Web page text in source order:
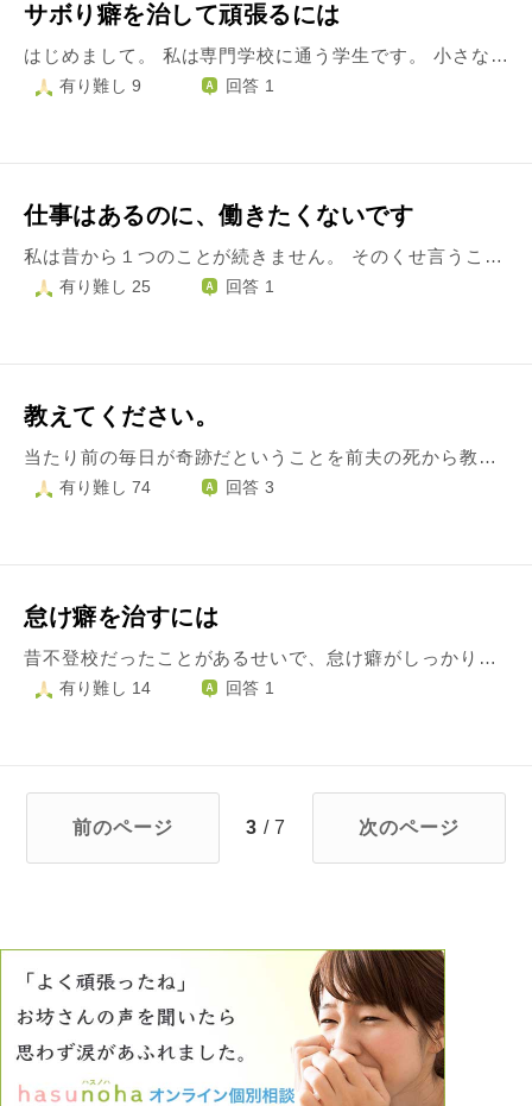
サボり癖を治して頑張るには
はじめまして。 私は専門学校に通う学生です。 小さな悩みではありますが、誰かに相談をして聞いていただきたいと思っていたところこちらのサイトを拝見いたしました。 私は今現在専門学校の2年生で、ありがたいことに内定もいただき今は内定先でアルバイトをしています。 しかし、私の悪い癖で"ああ、嫌だな"と思ってしまうと休んでしまうのです。 もちろんズル休みなので、ダメだということはわかっていますし、次は休まないと心に決めても自分への甘さが出てしまいます。 専門学校も皆勤賞を目指していましたが、この間1日だけ休んでしまいました。皆勤賞で卒業すると目標にしていただけに、また自分への甘さが出てしまい情けなくなりました。 きっと感情で動いてしまっているからこのような結果になってしまってると思います。しかし、上手く気持ちをコントロールできずどうしたらいいかわかりません、、、。 どうしたらもっと頑張れるようになるのでしょうか。 1度、喝をいれていただけたらと思います。 長々と拙い文章で失礼いたしました。 ご回答いただけたら幸いです。 宜しくお願い致します。
有り難し 9 回答 1
仕事はあるのに、働きたくないです
私は昔から１つのことが続きません。 そのくせ言うこと考えることは一丁前です。 口が達者で嘘が上手く、子供の頃は周りに注目してほしい一心で、学校でも家でも虚言を吐いていました。 大人になってからは段々と落ち着きましたが、未だに『口だけ』は変わりません。 でも、変えたいとかすかに思う一方で、そのエネルギーがありません。 いつも不安で疲れています。 離婚を機に、一番の夢だった漫画家の端くれとして連載を持てたのに、2年で休載しました。 家族には『仕事をしている』と言っています。 でも本当は、娘の養育費と母子手当を食いつぶし、貯金はありません。 友人がLINEスタンプや、イラストの仕事を紹介してくれますが、それすら納期が遅れまくり、なかなか消化できません。 何もしたくなさすぎて、嘘をつきながら生きる私はなんと役立たずか、恥ずかしすぎる、痛くない方法があるならそれで死にたいと思いますが、勇気はありません。 普段うっとおしいと感じる娘に、一応、悪いな、可愛そうだな、と思います。 母は、昔からうちが貧乏なのにいつも一生懸命で、常に努力の人です。 とてもすごい女性です。 私は32にもなって、こんなに母に甘やかしてもらっているのに、7歳の娘から母親を奪うなんて（私が死ぬなんて）かわいそう、ズルイよな、と思い、考えるのをやめます。 そこまで腐ってもなお、働きたいと思わず、日々何をしていいか分からず、何かすればいいのに、何もせずにコッソリ布団に転がって一日が過ぎます。 お金もなくて、娘の七五三も、子供部屋作りもできていません。 私が食いつぶしているからです。 頭のどこかで、抜け出さないとと思っていますが、思うだけです。 これが一生続くのか、なんで私はこんなに動けない人間なんだろうと思うと、また楽したい一心で死を考えます。 ただ毎日、ほんの少し、絵を描けばいいのに、と思うけど、その少しをあと伸ばしにし続け、その罪悪感で動けなくなり、社会のゴミになっている私。 本当は、なんとかしたいです。 1人でタスク管理や、今後のチャレンジ、何を勉強・挑戦するかなどを、考えることができません。 横並びの作家の友達や情報もなく、孤独です。 仕事で受けるダメージも、成長に繋げられるほどのスキルを養ってきませんでした。 なんにも満足にできません。 本当に消えたいです。
有り難し 25 回答 1
教えてください。
当たり前の毎日が奇跡だということを前夫の死から教えられました。 なのに、毎日感謝の心を持つ余裕もなく１日過ごすのがやっとな感じです。 自分でしっかり子どもたちを立派に育て上げないといけないのはわかっているのに、自分に甘い私がいます。 生活面も多々不安があり、立ち止まる訳にはいかず、ただただ過ごしているだけになっています。 こんな自分が嫌です。 どうしたらこんな自分を変えられますか？
有り難し 74 回答 3
怠け癖を治すには
昔不登校だったことがあるせいで、怠け癖がしっかりとこびりついてしまっていることに悩んでいます。 怠けて勉強していないと、脳がさびついて勉強が大変になるので、それがより怠け癖を加速させて…という負のループに陥ってしまいました。 なんとかこのループから抜け出そうともがいてはいるのですが、酷く疲れるばかりでなかなか前に進めず、今度は努力できない自分に対して自己嫌悪するようになりました。 自分の将来が不安で仕方ないです。 こんなどうしようもない自業自得の悩み、他の人には話せないので吐き出させて頂きました。 何かお言葉をいただけるとありがたいです。
有り難し 14 回答 1
前のページ 3 / 7 次のページ